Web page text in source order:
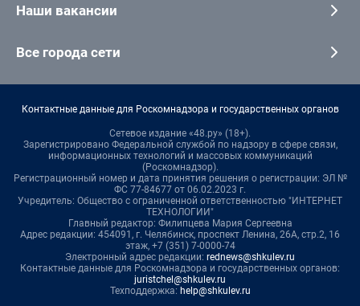
Наши вакансии
Все города сети
Контактные данные для Роскомнадзора и государственных органов
Сетевое издание «48.ру» (18+).
Зарегистрировано Федеральной службой по надзору в сфере связи,
информационных технологий и массовых коммуникаций
(Роскомнадзор).
Регистрационный номер и дата принятия решения о регистрации: ЭЛ №
ФС 77-84677 от 06.02.2023 г.
Учредитель: Общество с ограниченной ответственностью "ИНТЕРНЕТ
ТЕХНОЛОГИИ"
Главный редактор: Филипцева Мария Сергеевна
Адрес редакции: 454091, г. Челябинск, проспект Ленина, 26А, стр.2, 16
этаж, +7 (351) 7-0000-74
Электронный адрес редакции: rednews@shkulev.ru
Контактные данные для Роскомнадзора и государственных органов:
juristchel@shkulev.ru
Техподдержка: help@shkulev.ru